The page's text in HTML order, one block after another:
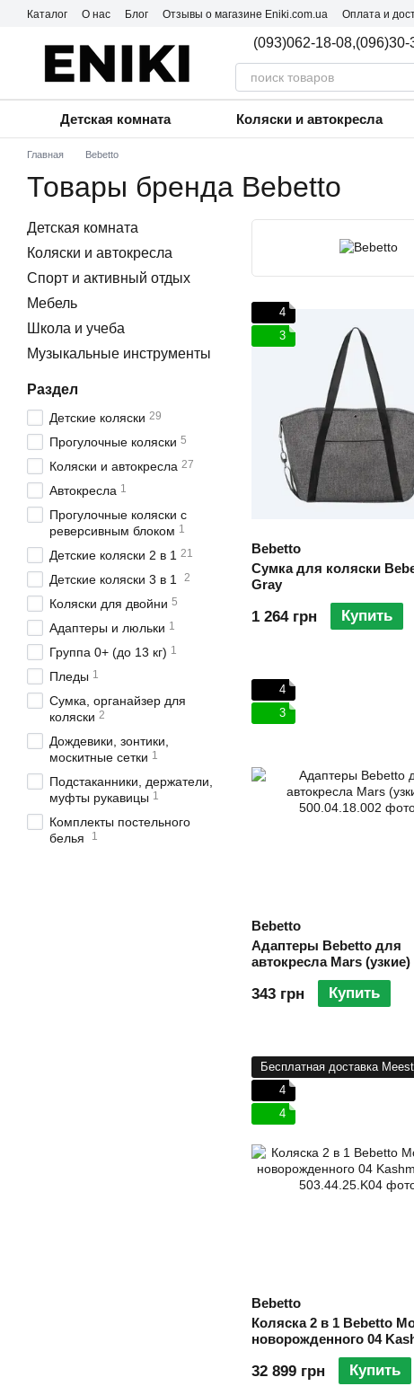
Перейти к основному контенту
Каталог О нас Блог Отзывы о магазине Eniki.com.ua Оплата и
(093)062-18-08,(096)30-
Детская комната Коляски и автокресла
Главная Bebetto
Товары бренда Bebetto
4
3
Bebetto
Сумка для коляски
Gray
1 264 грн Купить
4
3
Bebetto
Адаптеры Bebetto для
автокресла Mars (узкие)
343 грн Купить
Бесплатная доставка Meest
4
4
Bebetto
Коляска 2 в 1 Bebetto
новорожденного 04
32 899 грн Купить
Детская комната
Коляски и автокресла
Спорт и активный отдых
Мебель
Школа и учеба
Музыкальные инструменты
Раздел
Детские коляски 29
Прогулочные коляски 5
Коляски и автокресла 27
Автокресла 1
Прогулочные коляски с
реверсивным блоком 1
Детские коляски 2 в 1 21
Детские коляски 3 в 1 2
Коляски для двойни 5
Адаптеры и люльки 1
Группа 0+ (до 13 кг) 1
Пледы 1
Сумка, органайзер для
коляски 2
Дождевики, зонтики,
москитные сетки 1
Подстаканники, держатели,
муфты рукавицы 1
Комплекты постельного
белья
1